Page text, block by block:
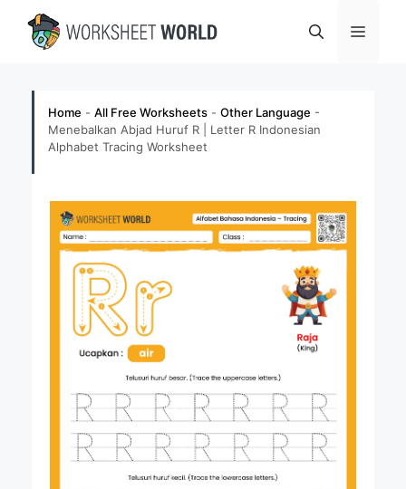
content
Menu
Home - All Free Worksheets - Other Language -
Menebalkan Abjad Huruf R | Letter R Indonesian
Alphabet Tracing Worksheet